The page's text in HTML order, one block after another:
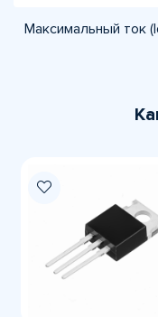
Максимальный ток